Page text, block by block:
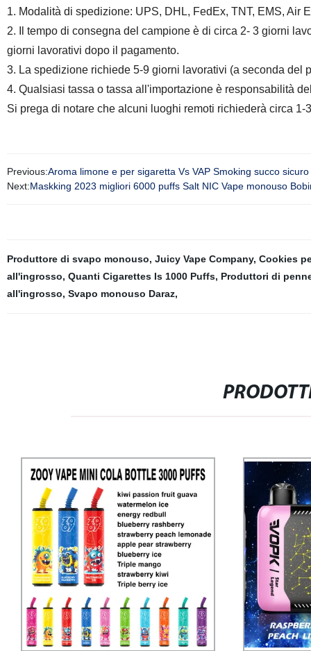
1. Modalità di spedizione: UPS, DHL, FedEx, TNT, EMS, Air
2. Il tempo di consegna del campione è di circa 2- 3 giorni
giorni lavorativi dopo il pagamento.
3. La spedizione richiede 5-9 giorni lavorativi (a seconda del
4. Qualsiasi tassa o tassa all'importazione è responsabilità
Si prega di notare che alcuni luoghi remoti richiederà circa
Previous:Aroma limone e per sigaretta Vs VAP Smoking succo
Next:Maskking 2023 migliori 6000 puffs Salt NIC Vape monouso
Produttore di svapo monouso, Juicy Vape Company, Cookies
all'ingrosso, Quanti Cigarettes Is 1000 Puffs, Produttori di
all'ingrosso, Svapo monouso Daraz,